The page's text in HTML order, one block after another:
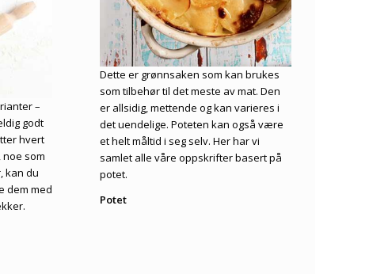
–
godt
hvert
noe som
kan du
dem med
Dette er grønnsaken som kan brukes
som tilbehør til det meste av mat. Den
er allsidig, mettende og kan varieres i
det uendelige. Poteten kan også være
et helt måltid i seg selv. Her har vi
samlet alle våre oppskrifter basert på
potet.
Potet